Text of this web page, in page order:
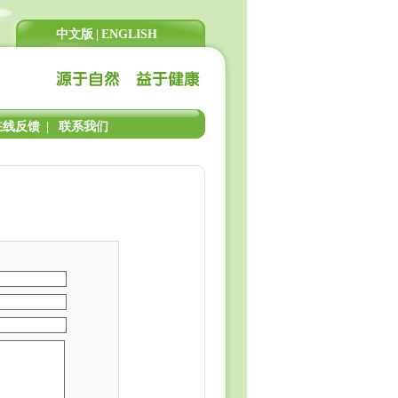
中文版 ENGLISH
线反馈 联系我们